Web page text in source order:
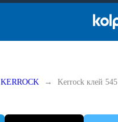
KERROCK Kerrock клей 545